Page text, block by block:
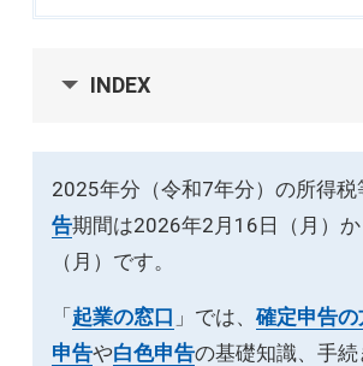
INDEX
2025年分（令和7年分）の所得税
告期間は2026年2月16日（月）
（月）です。
「起業の窓口 」では、 確定申告の
申告や白色申告の基礎知識、手続